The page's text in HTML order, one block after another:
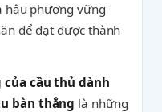
hậu phương vững
để đạt được thành
cầu thủ dành
bàn thắng là những